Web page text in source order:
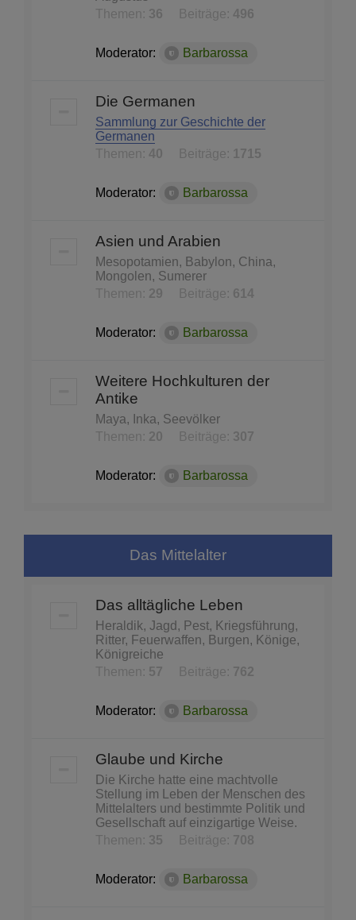
Themen: 36 Beiträge: 496
Moderator: Barbarossa
Die Germanen
Sammlung zur Geschichte der
Germanen
Themen: 40 Beiträge: 1715
Moderator: Barbarossa
Asien und Arabien
Mesopotamien, Babylon, China,
Mongolen, Sumerer
Themen: 29 Beiträge: 614
Moderator: Barbarossa
Weitere Hochkulturen der
Antike
Maya, Inka, Seevölker
Themen: 20 Beiträge: 307
Moderator: Barbarossa
Das Mittelalter
Das alltägliche Leben
Heraldik, Jagd, Pest, Kriegsführung,
Ritter, Feuerwaffen, Burgen, Könige,
Königreiche
Themen: 57 Beiträge: 762
Moderator: Barbarossa
Glaube und Kirche
Die Kirche hatte eine machtvolle
Stellung im Leben der Menschen des
Mittelalters und bestimmte Politik und
Gesellschaft auf einzigartige Weise.
Themen: 35 Beiträge: 708
Moderator: Barbarossa